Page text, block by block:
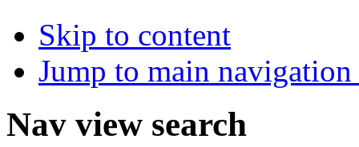
Skip to content
Jump to main
Nav view search